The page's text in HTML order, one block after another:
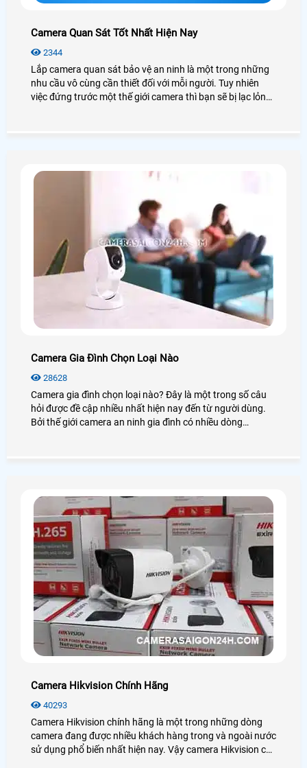
Camera Quan Sát Tốt Nhất Hiện Nay
2344
Lắp camera quan sát bảo vệ an ninh là một trong những
nhu cầu vô cùng cần thiết đối với mỗi người. Tuy nhiên
việc đứng trước một thế giới camera thì bạn sẽ bị lạc lỏng,
Camera Gia Đình Chọn Loại Nào
28628
Camera gia đình chọn loại nào? Đây là một trong số câu
hỏi được đề cập nhiều nhất hiện nay đến từ người dùng.
Bởi thế giới camera an ninh gia đình có nhiều dòng
Camera Hikvision Chính Hãng
40293
Camera Hikvision chính hãng là một trong những dòng
camera đang được nhiều khách hàng trong và ngoài nước
sử dụng phổ biến nhất hiện nay. Vậy camera Hikvision có